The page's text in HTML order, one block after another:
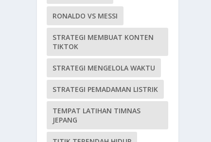
RONALDO VS MESSI
STRATEGI MEMBUAT KONTEN
TIKTOK
STRATEGI MENGELOLA WAKTU
STRATEGI PEMADAMAN LISTRIK
TEMPAT LATIHAN TIMNAS
JEPANG